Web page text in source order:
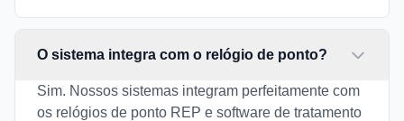
O sistema integra com o relógio de ponto?
Sim. Nossos sistemas integram perfeitamente com
os relógios de ponto REP e software de tratamento